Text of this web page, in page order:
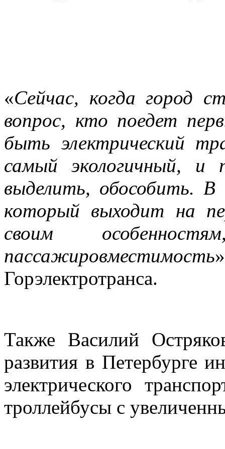
«Сейчас, когда город
вопрос, кто поедет
быть электрический
самый экологичный, и
выделить, обособить.
который выходит на
своим
пассажировместимость
Горэлектротранса.
Также Василий
развития в Петербурге
электрического
троллейбусы с